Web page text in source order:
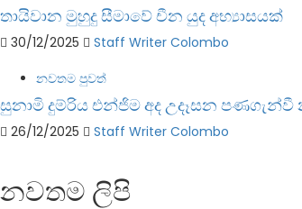
තායිවාන මුහුදු සීමාවේ චීන යුද අභ්‍යාසයක්
30/12/2025
Staff Writer Colombo
නවතම පුවත්
සුනාමි දුම්රිය එන්ජිම අද උදෑසන පණගැන්වී
26/12/2025 Staff Writer Colombo
නවතම ලිපි